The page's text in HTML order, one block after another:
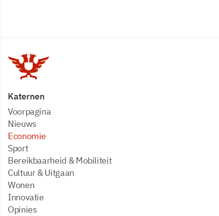
Katernen
Voorpagina
Nieuws
Economie
Sport
Bereikbaarheid & Mobiliteit
Cultuur & Uitgaan
Wonen
Innovatie
Opinies